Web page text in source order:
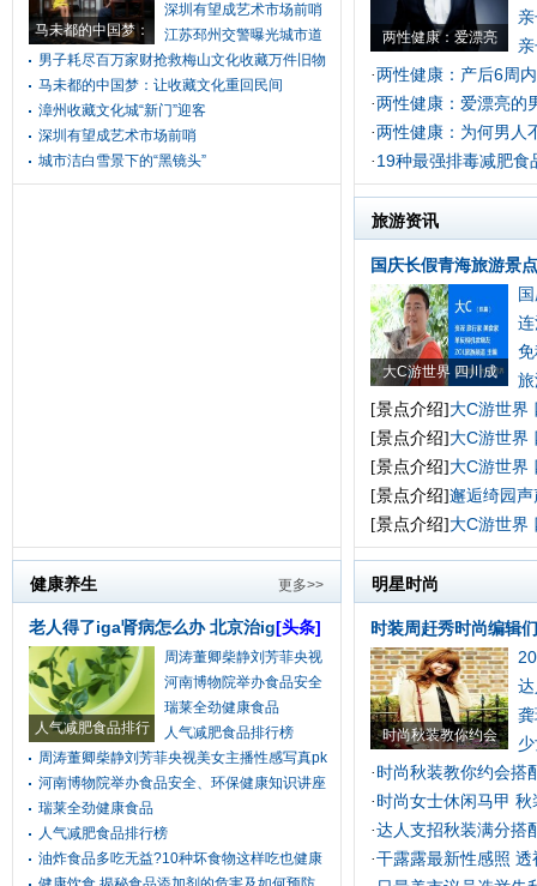
马未都的中国梦：
深圳有望成艺术市场前哨
江苏邳州交警曝光城市道
男子耗尽百万家财抢救梅山文化收藏万件旧物
马未都的中国梦：让收藏文化重回民间
漳州收藏文化城“新门”迎客
深圳有望成艺术市场前哨
城市洁白雪景下的“黑镜头”
两性健康：爱漂亮
·两性健康：产后6周
·两性健康：爱漂亮的
·两性健康：为何男人
· 19种最强排毒减肥食
旅游资讯
国庆长假青海旅游景
大C游世界 四川成
[景点介绍] 大C游世界
[景点介绍] 大C游世界
[景点介绍] 大C游世界
[景点介绍]邂逅绮园
[景点介绍] 大C游世界
健康养生 更多>>
老人得了iga肾病怎么办 北京治ig[头条]
人气减肥食品排行
周涛董卿柴静刘芳菲央视
河南博物院举办食品安全
瑞莱全劲健康食品
人气减肥食品排行榜
周涛董卿柴静刘芳菲央视美女主播性感写真pk
河南博物院举办食品安全、环保健康知识讲座
瑞莱全劲健康食品
人气减肥食品排行榜
油炸食品多吃无益?10种坏食物这样吃也健康
明星时尚
时装周赶秀时尚编辑
时尚秋装教你约会
· 时尚秋装教你约会搭
· 时尚女士休闲马甲 秋
·达人支招秋装满分搭
·干露露最新性感照 透